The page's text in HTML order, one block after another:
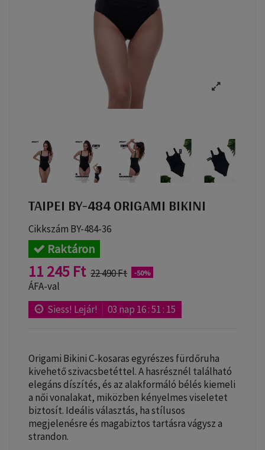
TAIPEI BY-484 ORIGAMI BIKINI
Cikkszám BY-484-36
Raktáron
11 245 Ft 22 490 Ft -50%
ÁFA-val
Siess! Lejár!
03 nap 16:51: 15
Origami Bikini C-kosaras egyrészes fürdőruha
kivehető szivacsbetéttel. A hasrésznél található
elegáns díszítés, és az alakformáló bélés kiemeli
a női vonalakat, miközben kényelmes viseletet
biztosít. Ideális választás, ha stílusos
megjelenésre és magabiztos tartásra vágysz a
strandon.